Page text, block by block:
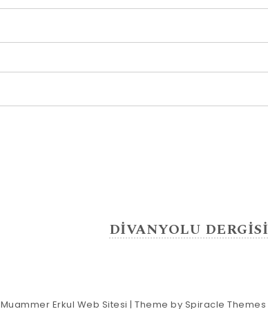
DİVANYOLU DERGİSİ
Muammer Erkul Web Sitesi | Theme by Spiracle Themes